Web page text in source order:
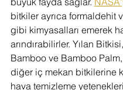
bitkiler ayrıca formaldehit
gibi kimyasalları emerek
arındırabilirler. Yılan
Bamboo ve Bamboo
diğer iç mekan bitkilerine
hava temizleme